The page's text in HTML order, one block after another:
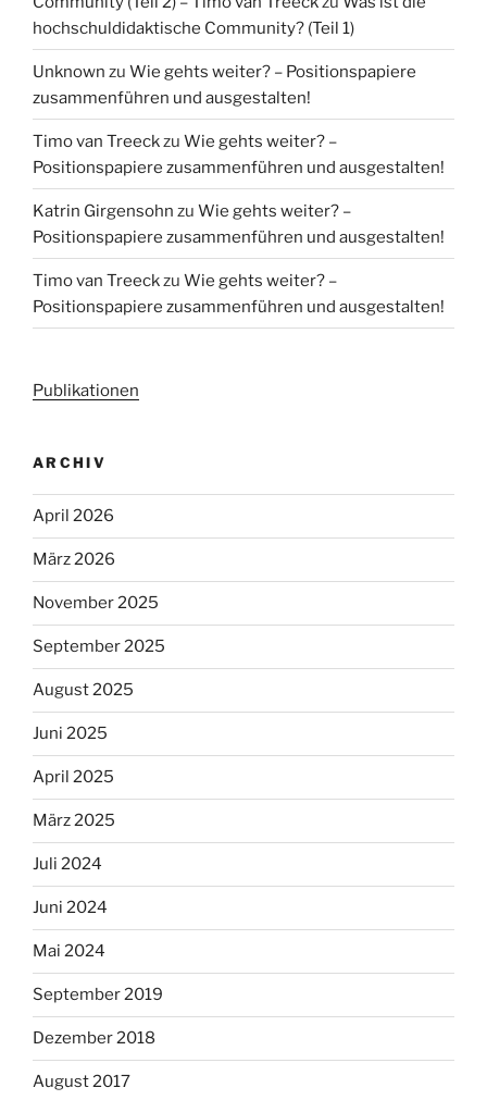
hochschuldidaktische Community? (Teil 1)
Unknown zu Wie gehts weiter? – Positionspapiere
zusammenführen und ausgestalten!
Timo van Treeckzu Wie gehts weiter? –
Positionspapiere zusammenführen und ausgestalten!
Katrin Girgensohn zu Wie gehts weiter? –
Positionspapiere zusammenführen und ausgestalten!
Timo van Treeckzu Wie gehts weiter? –
Positionspapiere zusammenführen und ausgestalten!
Publikationen
ARCHIV
April 2026
März 2026
November 2025
September 2025
August 2025
Juni 2025
April 2025
März 2025
Juli 2024
Juni 2024
Mai 2024
September 2019
Dezember 2018
August 2017